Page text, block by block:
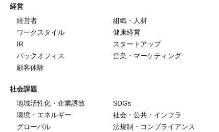
経営
経営者
組織・人材
ワークスタイル
健康経営
IR
スタートアップ
バックオフィス
営業・マーケティング
顧客体験
社会課題
地域活性化・企業誘致
SDGs
環境・エネルギー
社会・公共・インフラ
グローバル
法規制・コンプライアンス